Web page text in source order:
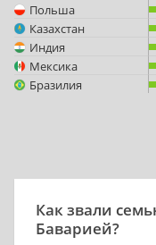
Польша
Казахстан
Индия
Мексика
Бразилия
Как звали
Баварией?